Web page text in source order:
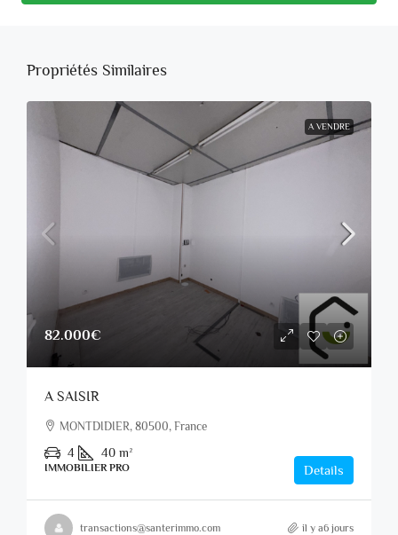
Propriétés Similaires
A VENDRE
82.000€
A SAISIR
MONTDIDIER, 80500, France
4 40 m²
IMMOBILIER PRO Details
transactions@santerimmo.com il y a6 jours